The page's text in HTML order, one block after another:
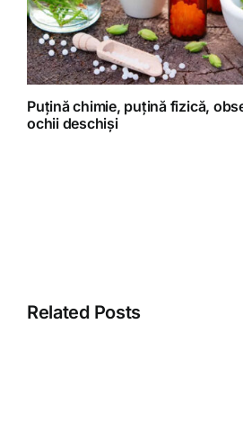
Puțină chimie, puțină fizică,
ochii deschiși
Related Posts